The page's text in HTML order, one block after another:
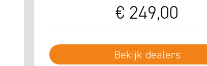
€ 249,00
Bekijk dealers